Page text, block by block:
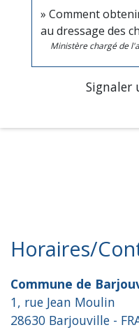
Comment
au dressage des
Ministère chargé de
Signaler
Horaires/
Commune de
1, rue Jean Moulin
28630 Barjouville -